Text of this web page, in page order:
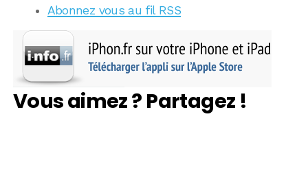
Abonnez vous au fil RSS
Vous aimez ? Partagez !